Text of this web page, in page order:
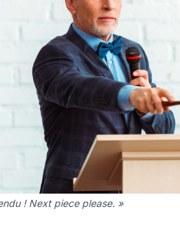
! Next piece please. »